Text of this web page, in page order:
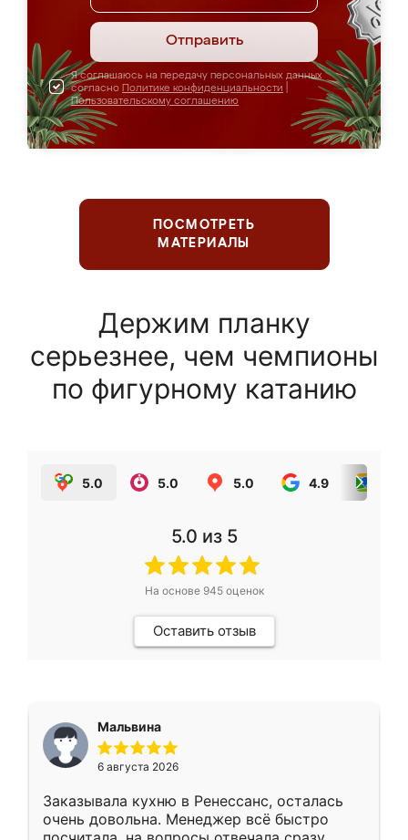
Отправить
Я соглашаюсь на передачу персональных данных
согласно Политике конфиденциальности
Пользовательскому соглашению
ПОСМОТРЕТЬ
МАТЕРИАЛЫ
Держим планку
серьезнее, чем чемпионы
по фигурному катанию
5.0 5.0 5.0 4.9
5.0 из 5
На основе 945оценок
Оставить отзыв
Мальвина
6 августа 2026
Заказывала кухню в Ренессанс, осталась
очень довольна. Менеджер всё быстро